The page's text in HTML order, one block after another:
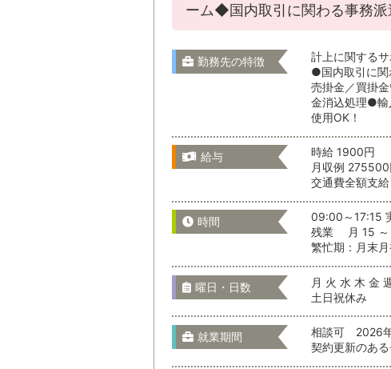
就業形態
就業期間
選択をすべてクリアする
ーム◆国内取引に関わる事務
勤務先の特徴
計上に関する
●国内取引に関
売掛金／買掛
金消込処理●
使用OK！
給与
時給 1900円
月収例
交通費全額支
時間
09:00～17:15
残業 月 15 ～
繁忙期：月末
曜日・日数
月 火 水 木 金
土日祝休み
就業期間
相談可 2026
契約更新のあ